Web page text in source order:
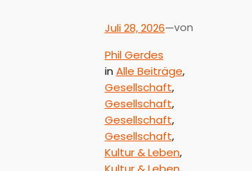
Juli 28, 2026—von
Phil Gerdes
in Alle Beiträge,
Gesellschaft,
Gesellschaft,
Gesellschaft,
Gesellschaft,
Kultur & Leben,